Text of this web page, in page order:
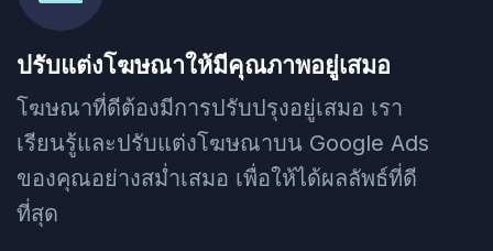
ปรับแต่งโฆษณาให้มีคุณภาพอยู่เสมอ
โฆษณาที่ดีต้องมีการปรับปรุงอยู่เสมอ เรา
เรียนรู้และปรับแต่งโฆษณาบน Google Ads
ของคุณอย่างสม่ำเสมอ เพื่อให้ได้ผลลัพธ์ที่ดี
ที่สุด